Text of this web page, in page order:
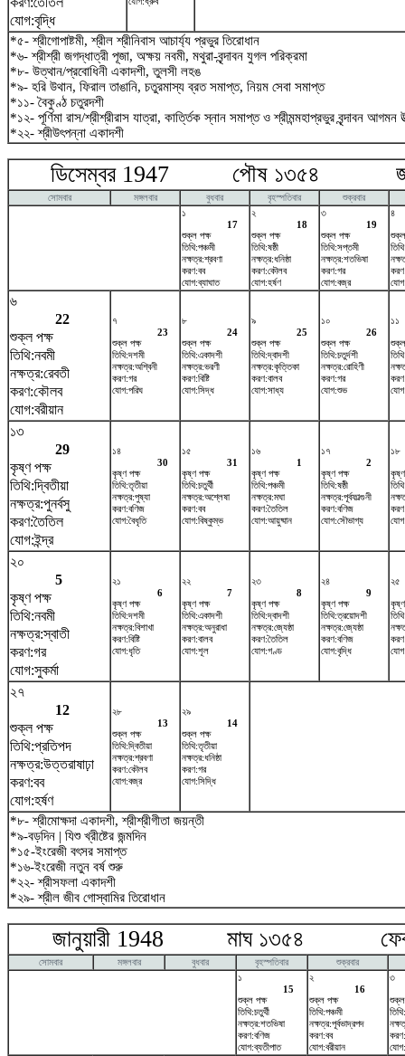
যোগ:বৃদ্ধি
*৫- শ্রীগোপাষ্টমী, শ্রীল শ্রীনিবাস আচার্য্য প্রভুর তিরোধান
*৬- শ্রীশ্রী জগদ্ধাত্রী পূজা, অক্ষয় নবমী, মথুরা-বৃন্দাবন যুগল পরিক্রমা
*৮- উত্থান/প্রবোধিনী একাদশী, তুলসী লহঙ
*৯- হরি উথান, ফিরাল তাঙানি, চতুরমাস্য ব্রত সমাপ্ত, নিয়ম সেবা সমাপ্ত
*১১- বৈকুণ্ঠ চতুরদশী
*১২- পূর্ণিমা রাস/শ্রীশ্রীরাস যাত্রা, কার্ত্তিক স্নান সমাপ্ত ও শ্রীমন্মহাপ্রভুর বৃন্দাবন আগমন
*২২- শ্রীউৎপন্না একাদশী
ডিসেম্বর 1947 পৌষ ১৩৫৪
সোমবার মঙ্গলবার বুধবার বৃহস্পতিবার
শুক্রবার
১
17
শুক্ল পক্ষ
তিথি:পঞ্চমী
নক্ষত্র:শ্রবণা
করণ:বব
যোগ:ব্যাঘাত
২
18
শুক্ল পক্ষ
তিথি:ষষ্ঠী
নক্ষত্র:ধনিষ্ঠা
করণ:কৌলব
যোগ:হর্ষণ
৩
19
শুক্ল পক্ষ
তিথি:সপ্তমী
নক্ষত্র:শতভিষ‌া
করণ:গর
যোগ:বজ্র
৪
৬
22
শুক্ল পক্ষ
তিথি:নবমী
নক্ষত্র:রেবতী
করণ:কৌলব
যোগ:বরীয়ান
৭
23
শুক্ল পক্ষ
তিথি:দশমী
নক্ষত্র:অশ্বিনী
করণ:গর
যোগ:পরিঘ
৮
24
শুক্ল পক্ষ
তিথি:একাদশী
নক্ষত্র:ভরণী
করণ:বিষ্টি
যোগ:সিদ্ধ
৯
25
শুক্ল পক্ষ
তিথি:দ্বাদশী
নক্ষত্র:কৃত্তিকা
করণ:বালব
যোগ:সাধ্য
১০
26
শুক্ল পক্ষ
তিথি:চতুর্দশী
নক্ষত্র:রোহিণী
করণ:গর
যোগ:শুভ
১১
১৩
29
কৃষ্ণ পক্ষ
তিথি:দ্বিতীয়া
নক্ষত্র:পুনর্বসু
করণ:তৈতিল
যোগ:ইন্দ্র
১৪
30
কৃষ্ণ পক্ষ
তিথি:তৃতীয়া
নক্ষত্র:পুষ্যা
করণ:বণিজ
যোগ:বৈধৃতি
১৫
31
কৃষ্ণ পক্ষ
তিথি:চতুর্থী
নক্ষত্র:অশ্লেষা
করণ:বব
যোগ:বিষ্কুম্ভ
১৬
1
কৃষ্ণ পক্ষ
তিথি:পঞ্চমী
নক্ষত্র:মঘা
করণ:তৈতিল
যোগ:আয়ুষ্মান
১৭
2
কৃষ্ণ পক্ষ
তিথি:ষষ্ঠী
নক্ষত্র:পূর্বফাল্গুনী
করণ:বণিজ
যোগ:সৌভাগ্য
১৮
২০
5
কৃষ্ণ পক্ষ
তিথি:নবমী
নক্ষত্র:স্বাতী
করণ:গর
যোগ:সুকর্মা
২১
6
কৃষ্ণ পক্ষ
তিথি:দশমী
নক্ষত্র:বিশাখা
করণ:বিষ্টি
যোগ:ধৃতি
২২
7
কৃষ্ণ পক্ষ
তিথি:একাদশী
নক্ষত্র:অনুরাধা
করণ:বালব
যোগ:শূল
২৩
8
কৃষ্ণ পক্ষ
তিথি:দ্বাদশী
নক্ষত্র:জ্যেষ্ঠা
করণ:তৈতিল
যোগ:গণ্ড
২৪
9
কৃষ্ণ পক্ষ
তিথি:ত্রয়োদশী
নক্ষত্র:জ্যেষ্ঠা
করণ:বণিজ
যোগ:বৃদ্ধি
২৫
২৭
12
শুক্ল পক্ষ
তিথি:প্রতিপদ
নক্ষত্র:উত্তরাষাঢ়া
করণ:বব
যোগ:হর্ষণ
২৮
13
শুক্ল পক্ষ
তিথি:দ্বিতীয়া
নক্ষত্র:শ্রবণা
করণ:কৌলব
যোগ:বজ্র
২৯
14
শুক্ল পক্ষ
তিথি:তৃতীয়া
নক্ষত্র:ধনিষ্ঠা
করণ:গর
যোগ:সিদ্ধি
*৮- শ্রীমোক্ষদা একাদশী, শ্রীশ্রীগীতা জয়ন্তী
*৯-বড়দিন | যিশু খ্রীষ্টের জন্মদিন
*১৫-ইংরেজী বৎসর সমাপ্ত
*১৬-ইংরেজী নতুন বর্ষ শুরু
*২২- শ্রীসফলা একাদশী
*২৯- শ্রীল জীব গোস্বামির তিরোধান
জানুয়ারী 1948 মাঘ ১৩৫৪
সোমবার মঙ্গলবার বুধবার বৃহস্পতিবার
শুক্রবার
১
15
শুক্ল পক্ষ
তিথি:চতুর্থী
নক্ষত্র:শতভিষ‌া
করণ:বণিজ
যোগ:ব্যতীপাত
২
16
শুক্ল পক্ষ
তিথি:পঞ্চমী
নক্ষত্র:পূর্বভাদ্রপদ
করণ:বব
যোগ:বরীয়ান
৩
শুক্ল